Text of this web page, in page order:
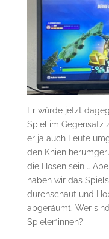
Er würde jetzt
Spiel im Gegensatz
er ja auch Leute
den Knien
die Hosen sein …
haben wir das
durchschaut und
abgeräumt. Wer
Spieler*innen?